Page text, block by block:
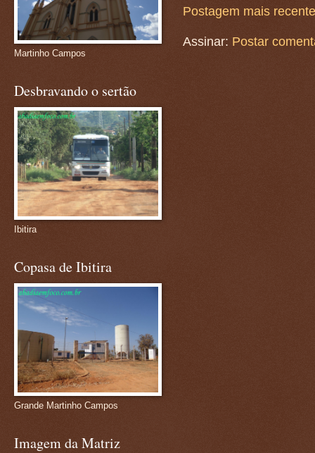
Postagem mais recente
Assinar: Postar
Martinho Campos
Desbravando o sertão
Ibitira
Copasa de Ibitira
Grande Martinho Campos
Imagem da Matriz